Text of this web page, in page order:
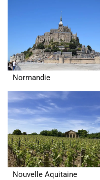
Normandie
Nouvelle Aquitaine